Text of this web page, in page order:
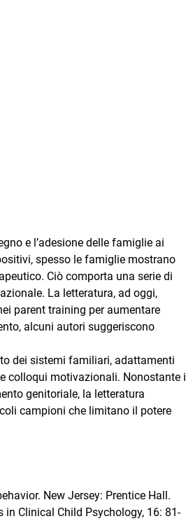
e l’adesione delle famiglie ai
spesso le famiglie mostrano
Ciò comporta una serie di
La letteratura, ad oggi,
parent training per aumentare
alcuni autori suggeriscono
dei sistemi familiari, adattamenti
colloqui motivazionali. Nonostante i
genitoriale, la letteratura
campioni che limitano il potere
New Jersey: Prentice Hall.
in Clinical Child Psychology, 16: 81-